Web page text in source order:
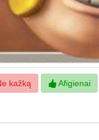
kažką Afigienai